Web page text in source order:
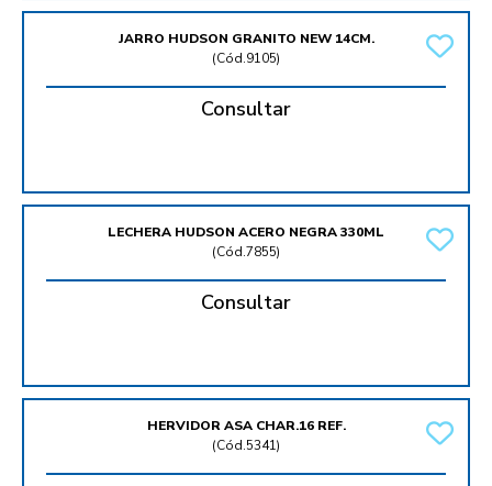
JARRO HUDSON GRANITO NEW 14CM.
(Cód.9105)
Consultar
LECHERA HUDSON ACERO NEGRA 330ML
(Cód.7855)
Consultar
HERVIDOR ASA CHAR.16 REF.
(Cód.5341)